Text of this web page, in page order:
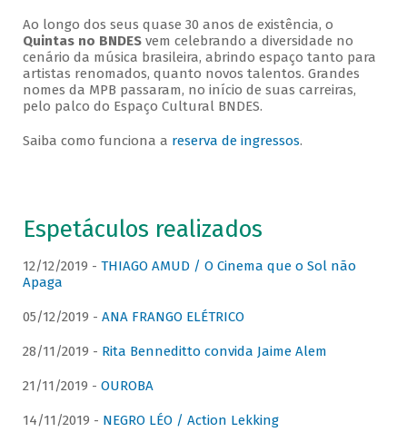
Ao longo dos seus quase 30 anos de existência, o
Quintas no BNDESvem celebrando a diversidade no
cenário da música brasileira, abrindo espaço tanto para
artistas renomados, quanto novos talentos. Grandes
nomes da MPB passaram, no início de suas carreiras,
pelo palco do Espaço Cultural BNDES.
Saiba como funciona a reserva de ingressos.
Espetáculos realizados
12/12/2019 - THIAGO AMUD / O Cinema que o Sol não
Apaga
05/12/2019 - ANA FRANGO ELÉTRICO
28/11/2019 - Rita Benneditto convida Jaime Alem
21/11/2019 - OUROBA
14/11/2019 - NEGRO LÉO / Action Lekking